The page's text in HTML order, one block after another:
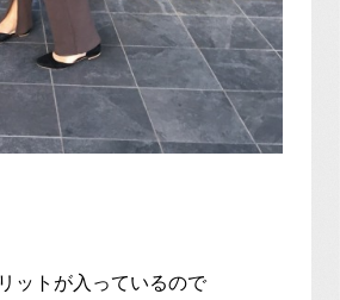
ットが入っているので